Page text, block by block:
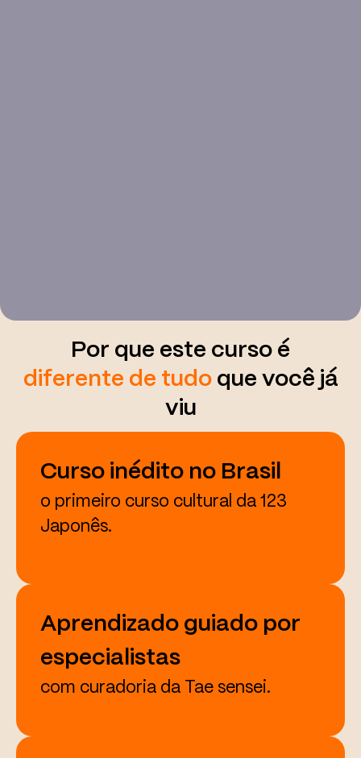
Por que este curso é
diferente de tudoque você já
viu
Curso inédito no Brasil
o primeiro curso cultural da 123
Japonês.
Aprendizado guiado por
especialistas
com curadoria da Tae sensei.